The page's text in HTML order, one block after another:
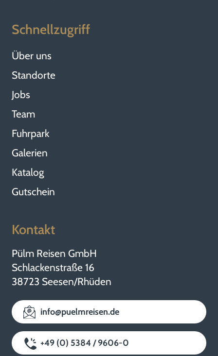
Schnellzugriff
Über uns
Standorte
Jobs
Team
Fuhrpark
Galerien
Katalog
Gutschein
Kontakt
Pülm Reisen GmbH
Schlackenstraße 16
38723 Seesen/Rhüden
info@puelmreisen.de
+49 (0) 5384 / 9606-0